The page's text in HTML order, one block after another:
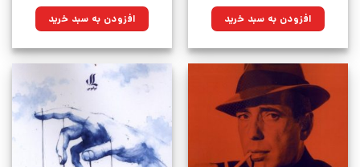
۶۹۰,۰۰۰تومان
بود.
۵۸۹,۹۵۰تومان.افزودن به سبد خرید ۸۵۰,۰۰۰تومان
بود.
۷۲۶,۷۵۰تومان.افزودن به سبد خرید